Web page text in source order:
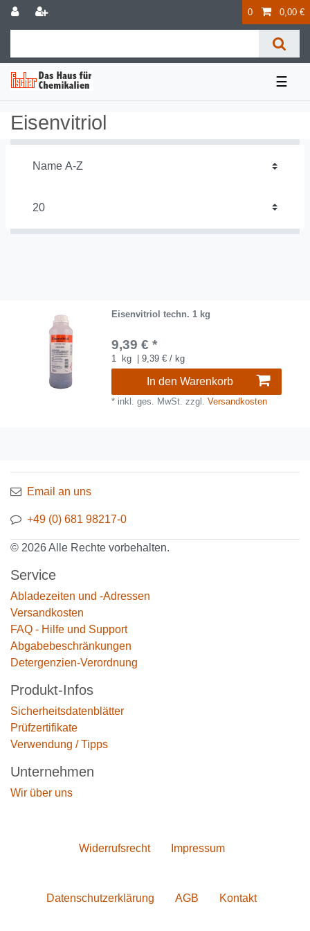
0 0,00 €
☰
Eisenvitriol
Eisenvitriol techn. 1 kg
9,39 € *
1 kg | 9,39 € / kg
In den Warenkorb
* inkl. ges. MwSt. zzgl. Versandkosten
Email an uns
+49 (0) 681 98217-0
© 2026 Alle Rechte vorbehalten.
Service
Abladezeiten und -Adressen
Versandkosten
FAQ - Hilfe und Support
Abgabebeschränkungen
Detergenzien-Verordnung
Produkt-Infos
Sicherheitsdatenblätter
Prüfzertifikate
Verwendung / Tipps
Unternehmen
Wir über uns
Widerrufs­recht Impressum
Daten­schutz­erklärung AGB Kontakt